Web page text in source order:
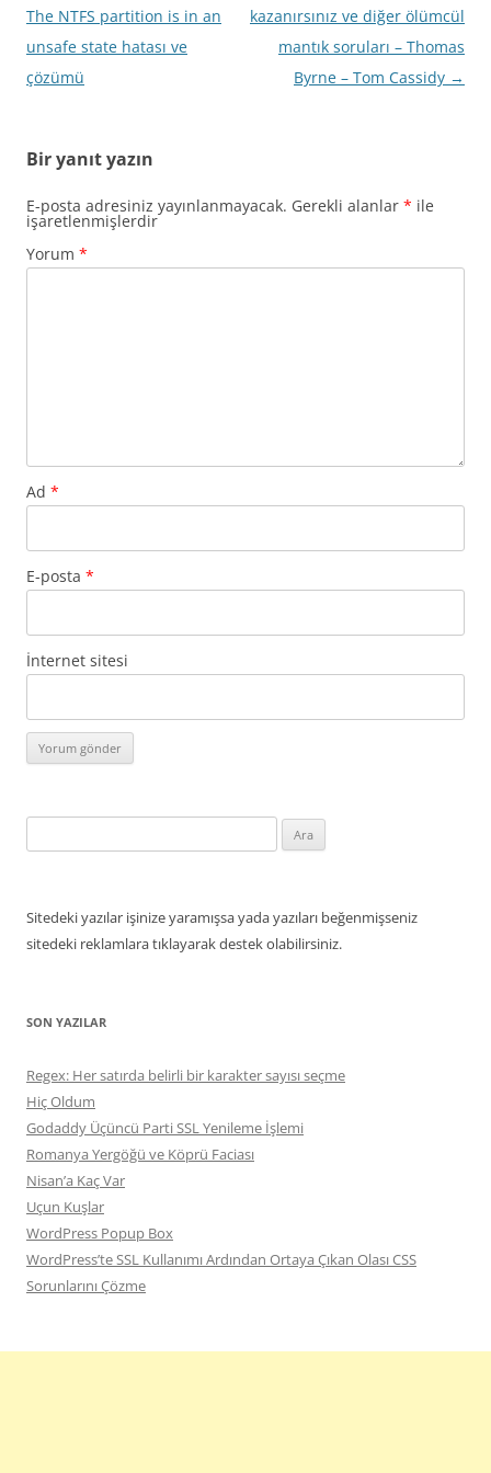
dolaşımı
The NTFS partition is in an
unsafe state hatası ve
çözümü
kazanırsınız ve diğer ölümcül
mantık soruları – Thomas
Byrne – Tom Cassidy →
Bir yanıt yazın
E-posta adresiniz yayınlanmayacak. Gerekli alanlar * ile
işaretlenmişlerdir
Yorum *
Ad *
E-posta *
İnternet sitesi
Sitedeki yazılar işinize yaramışsa yada yazıları beğenmişseniz
sitedeki reklamlara tıklayarak destek olabilirsiniz.
SON YAZILAR
Regex: Her satırda belirli bir karakter sayısı seçme
Hiç Oldum
Godaddy Üçüncü Parti SSL Yenileme İşlemi
Romanya Yergöğü ve Köprü Faciası
Nisan’a Kaç Var
Uçun Kuşlar
WordPress Popup Box
WordPress’te SSL Kullanımı Ardından Ortaya Çıkan Olası CSS
Sorunlarını Çözme